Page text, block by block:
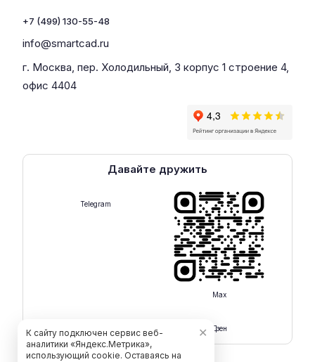
+7 (499) 130-55-48
info@smartcad.ru
г. Москва, пер. Холодильный, 3 корпус 1 строение 4,
офис 4404
Давайте дружить
Telegram
Max
Дзен
К сайту подключен сервис веб-
аналитики «Яндекс.Метрика»,
использующий cookie. Оставаясь на
✕